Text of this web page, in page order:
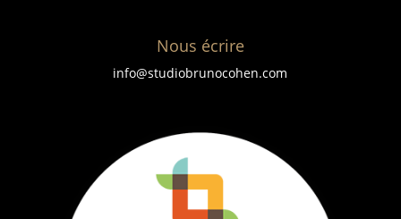
Nous écrire
info@studiobrunocohen.com